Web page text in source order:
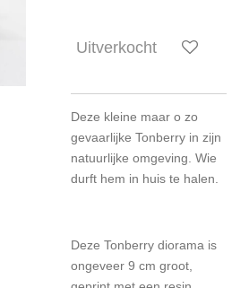
Uitverkocht
Deze kleine maar o zo
gevaarlijke Tonberry in zijn
natuurlijke omgeving. Wie
durft hem in huis te halen.
Deze Tonberry diorama is
ongeveer 9 cm groot,